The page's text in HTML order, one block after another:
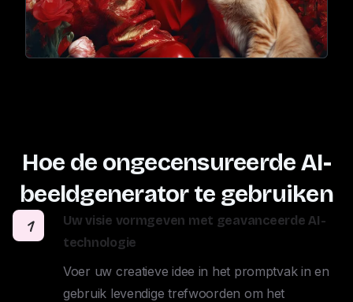
Hoe de ongecensureerde AI-
beeldgenerator te gebruiken
1
Uw visie vormgeven met geavanceerde AI-
technologie
Voer uw creatieve idee in het promptvak in en
gebruik levendige trefwoorden om het